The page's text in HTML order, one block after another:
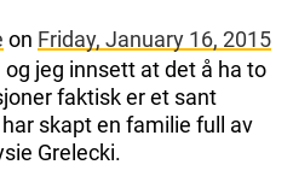
on Friday, January 16, 2015
jeg innsett at det å ha to
faktisk er et sant
skapt en familie full av
Grelecki.